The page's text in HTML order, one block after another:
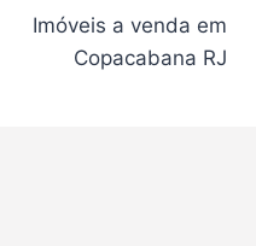
Imóveis a venda em
Copacabana RJ